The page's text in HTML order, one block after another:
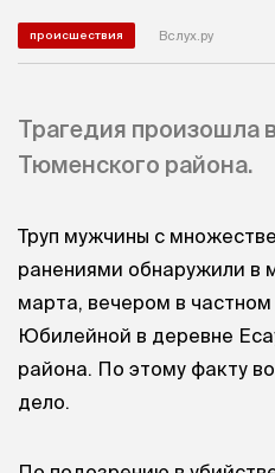
происшествия Вслух.ру
Трагедия произошла
Тюменского района.
Труп мужчины с
ранениями обнаружили в
марта, вечером в
Юбилейной в деревне
района. По этому факту
дело.